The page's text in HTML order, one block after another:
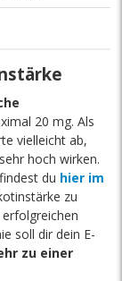
20 mg. Als
vielleicht ab,
hoch wirken.
du hier im
zu
soll dir dein E-
zu einer